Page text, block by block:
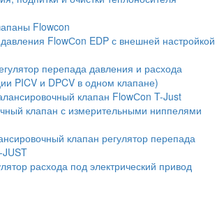
Flowcon
FlowСon EDP с внешней настройкой
перепада давления и расхода
PICV и DPCV в одном клапане)
клапан FlowСon T-Just
клапан с измерительными ниппелями
клапан регулятор перепада
расхода под электрический привод